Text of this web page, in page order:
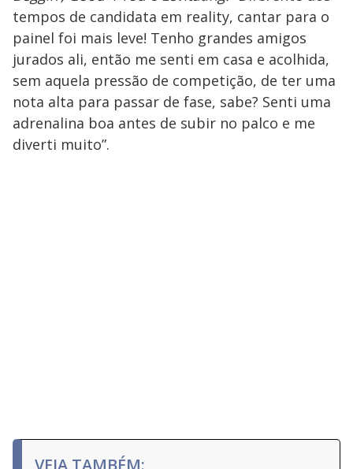
tempos de candidata em reality, cantar para o
painel foi mais leve! Tenho grandes amigos
jurados ali, então me senti em casa e acolhida,
sem aquela pressão de competição, de ter uma
nota alta para passar de fase, sabe? Senti uma
adrenalina boa antes de subir no palco e me
diverti muito”.
VEJA TAMBÉM: